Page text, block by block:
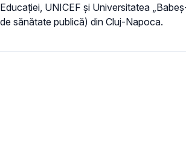
Educației, UNICEF și Universitatea
de sănătate publică) din Cluj-Napoca.